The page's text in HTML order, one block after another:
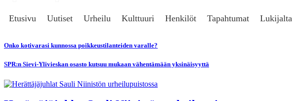
Etusivu Uutiset Urheilu Kulttuuri Henkilöt Tapahtumat Lukijalta
Onko kotivarasi kunnossa poikkeustilanteiden varalle?
SPR:n Sievi-Ylivieskan osasto kutsuu mukaan vähentämään yksinäisyyttä